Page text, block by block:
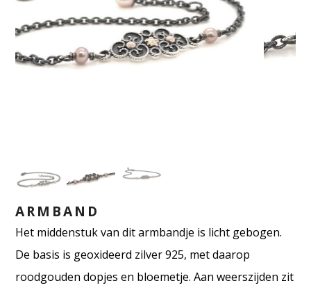
ARMBAND
Het middenstuk van dit armbandje is licht gebogen.
De basis is geoxideerd zilver 925, met daarop
roodgouden dopjes en bloemetje. Aan weerszijden zit